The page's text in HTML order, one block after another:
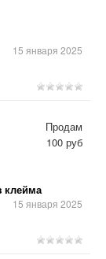
15 января 2025
клейма
15 января 2025
Продам
100 руб